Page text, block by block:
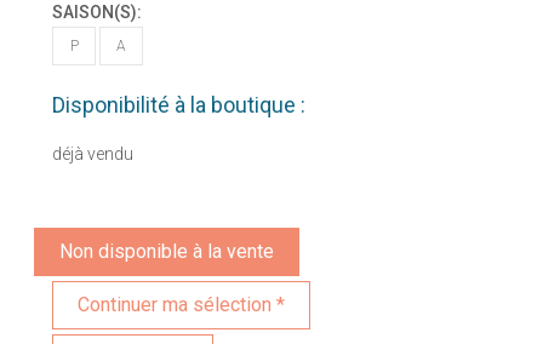
SAISON(S):
P A
Disponibilité à la boutique :
déjà vendu
Non disponible à la vente